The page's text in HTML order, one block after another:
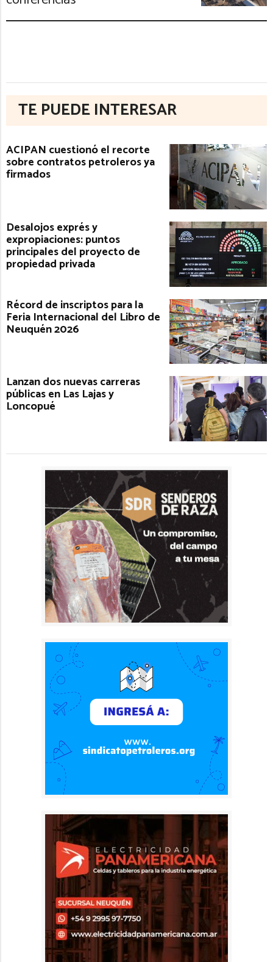
TE PUEDE INTERESAR
ACIPAN cuestionó el recorte
sobre contratos petroleros ya
firmados
Desalojos exprés y
expropiaciones: puntos
principales del proyecto de
propiedad privada
Récord de inscriptos para la
Feria Internacional del Libro de
Neuquén 2026
Lanzan dos nuevas carreras
públicas en Las Lajas y
Loncopué